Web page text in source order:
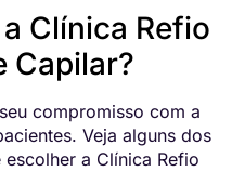
Clínica Refio
Capilar?
compromisso com a
Veja alguns dos
a Clínica Refio